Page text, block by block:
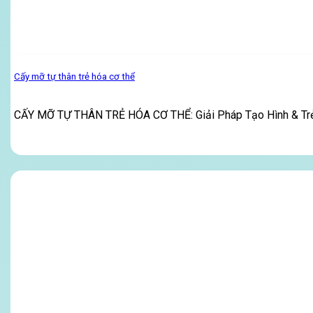
Cấy mỡ tự thân trẻ hóa cơ thể
CẤY MỠ TỰ THÂN TRẺ HÓA CƠ THỂ: Giải Pháp Tạo Hình &